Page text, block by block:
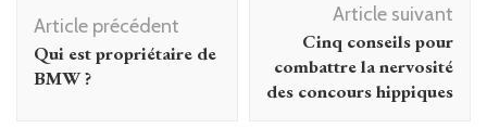
d'article
Article précédent
Qui est propriétaire de
BMW ?
Article suivant
Cinq conseils pour
combattre la nervosité
des concours hippiques